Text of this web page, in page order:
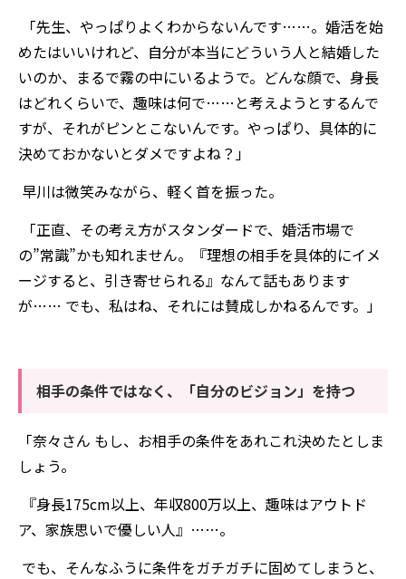
「先生、やっぱりよくわからないんです……。婚活を始
めたはいいけれど、自分が本当にどういう人と結婚した
いのか、まるで霧の中にいるようで。どんな顔で、身長
はどれくらいで、趣味は何で……と考えようとするんで
すが、それがピンとこないんです。やっぱり、具体的に
決めておかないとダメですよね？」
早川は微笑みながら、軽く首を振った。
「正直、その考え方がスタンダードで、婚活市場で
の”常識”かも知れません。『理想の相手を具体的にイメ
ージすると、引き寄せられる』なんて話もあります
が…… でも、私はね、それには賛成しかねるんです。」
相手の条件ではなく、「自分のビジョン」を持つ
「奈々さん もし、お相手の条件をあれこれ決めたとしま
しょう。
『身長175cm以上、年収800万以上、趣味はアウトド
ア、家族思いで優しい人』……。
でも、そんなふうに条件をガチガチに固めてしまうと、